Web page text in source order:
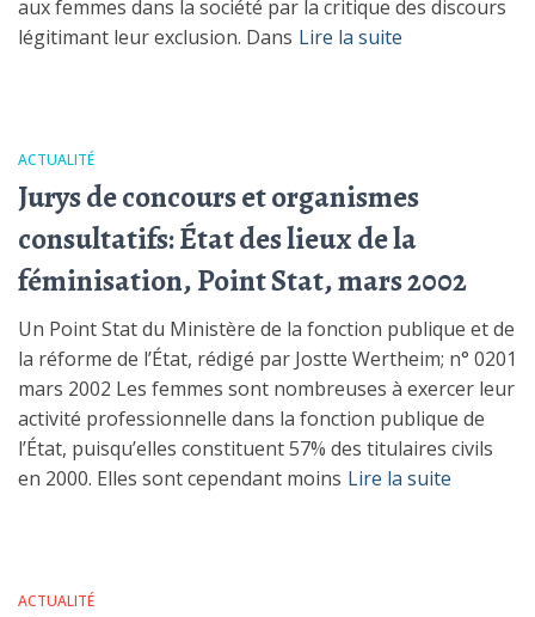
aux femmes dans la société par la critique des discours
légitimant leur exclusion. Dans Lire la suite
ACTUALITÉ
Jurys de concours et organismes
consultatifs: État des lieux de la
féminisation, Point Stat, mars 2002
Un Point Stat du Ministère de la fonction publique et de
la réforme de l’État, rédigé par Jostte Wertheim; n° 0201
mars 2002 Les femmes sont nombreuses à exercer leur
activité professionnelle dans la fonction publique de
l’État, puisqu’elles constituent 57% des titulaires civils
en 2000. Elles sont cependant moins Lire la suite
ACTUALITÉ